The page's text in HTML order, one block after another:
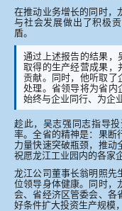
在推动业务增长的同时，
与社会发展做出了积极
盾。
通过上述报告的结果，
取得的生产经营成果，
贡献。同时，他听取了
处理。省领导将为省内
始终与企业同行、为企
趁此，吴志强同志指导
率。全省的精神是：果断
力量快速突破瓶颈，推动
祝愿龙江工业园内的各家
龙江公司董事长翁明照先
位领导身体健康。同时，
会、省经济区管委会、各
好条件扩大投资生产规模